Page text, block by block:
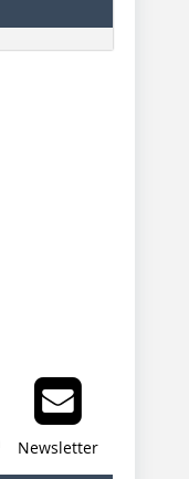
Newsletter